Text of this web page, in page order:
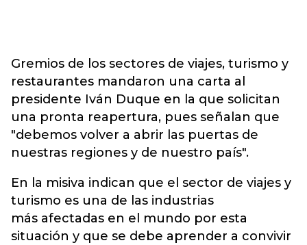
Gremios de los sectores de viajes, turismo y
restaurantes mandaron una carta al
presidente Iván Duque en la que solicitan
una pronta reapertura, pues señalan que
"debemos volver a abrir las puertas de
nuestras regiones y de nuestro país".
En la misiva indican que el sector de viajes y
turismo es una de las industrias
más afectadas en el mundo por esta
situación y que se debe aprender a convivir